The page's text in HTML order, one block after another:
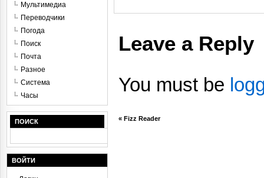
Leave a Reply
You must be
«Fizz Reader
Мультимедиа
Переводчики
Погода
Поиск
Почта
Разное
Система
Часы
ПОИСК
ВОЙТИ